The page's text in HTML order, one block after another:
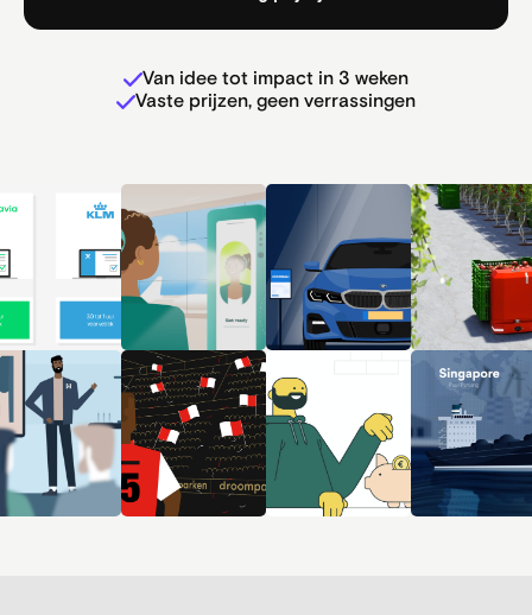
Van idee tot impact in 3 weken
Vaste prijzen, geen verrassingen